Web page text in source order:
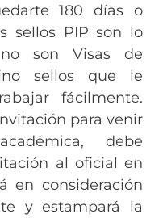
180 días o
sellos PIP son lo
son Visas de
sellos que le
fácilmente.
para venir
debe
al oficial en
en consideración
y estampará la